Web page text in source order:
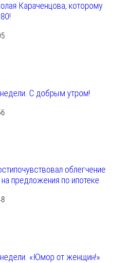
Караченцова, которому
С добрым утром!
облегчение
предложения по ипотеке
«Юмор от женщин!»